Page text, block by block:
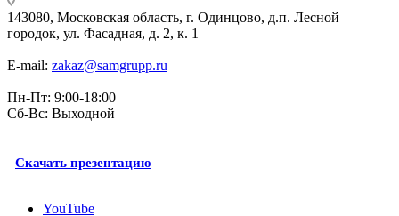
143080, Mосковская область, г. Одинцово, д.п. Лесной
городок, ул. Фасадная, д. 2, к. 1
E-mail: zakaz@samgrupp.ru
Пн-Пт: 9:00-18:00
Сб-Вс: Выходной
Скачать презентацию
YouTube